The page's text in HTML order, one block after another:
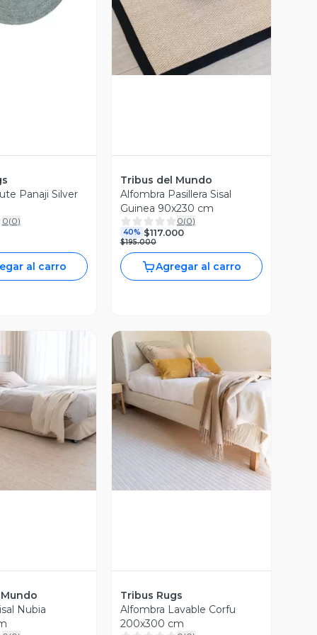
Panaji Silver
0(0)
al carro
Vista Previa
Tribus del Mundo
Alfombra Pasillera Sisal
Guinea 90x230 cm
0(0)
40% $117.000
$195.000
Agregar al carro
Previa
Nubia
Vista Previa
Tribus Rugs
Alfombra Lavable Corfu
200x300 cm